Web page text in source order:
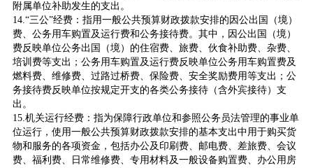
附属单位补助发生的支出。
14.“三公”经费：指用一般公共预算财政拨款安排的因公出国（境）
费、公务用车购置及运行费和公务接待费。其中，因公出国（境）
费反映单位公务出国（境）的住宿费、旅费、伙食补助费、杂费、
培训费等支出；公务用车购置及运行费反映单位公务用车购置费及
燃料费、维修费、过路过桥费、保险费、安全奖励费用等支出；公
务接待费反映单位按规定开支的各类公务接待（含外宾接待）支
出。
15.机关运行经费：指为保障行政单位和参照公务员法管理的事业单
位运行，使用一般公共预算财政拨款安排的基本支出中用于购买货
物和服务的各项资金，包括办公及印刷费、邮电费、差旅费、会议
费、福利费、日常维修费、专用材料及一般设备购置费、办公用房